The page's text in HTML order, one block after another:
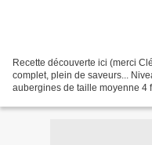
Recette découverte ici (merci
complet, plein de saveurs...
aubergines de taille moyenne 4